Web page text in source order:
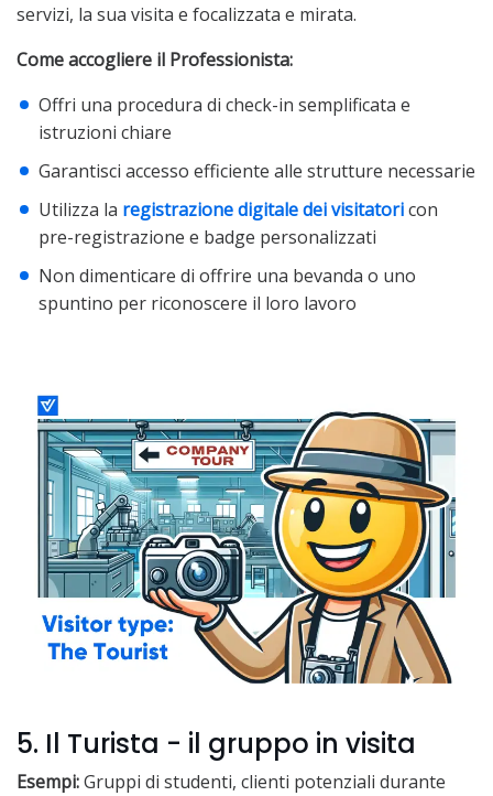
servizi, la sua visita e focalizzata e mirata.
Come accogliere il Professionista:
Offri una procedura di check-in semplificata e
istruzioni chiare
Garantisci accesso efficiente alle strutture necessarie
Utilizza la registrazione digitale dei visitatoricon
pre-registrazione e badge personalizzati
Non dimenticare di offrire una bevanda o uno
spuntino per riconoscere il loro lavoro
5. Il Turista - il gruppo in visita
Esempi:Gruppi di studenti, clienti potenziali durante